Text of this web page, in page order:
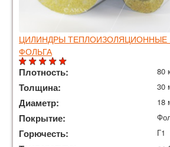
ЦИЛИНДРЫ ТЕПЛОИЗОЛЯЦИОННЫЕ
ФОЛЬГА
Плотность: 80
Толщина: 30
Диаметр: 18
Покрытие:
Горючесть: Г1